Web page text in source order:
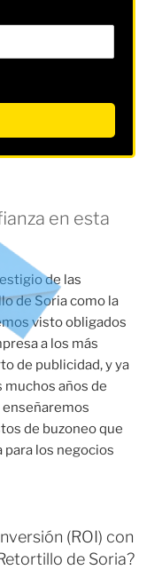
en esta
de las
de Soria como la
visto obligados
a los más
de publicidad, y ya
años de
de buzoneo que
los negocios
(ROI) con
de Soria?